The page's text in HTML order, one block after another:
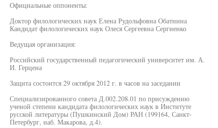
Официальные оппоненты:
Доктор филологических наук Елена Рудольфовна Обатнина
Кандидат филологических наук Олеся Сергеевна Сергиенко
Ведущая организация:
Российский государственный педагогический университет им. А.
И. Герцена
Защита состоится 29 октября 2012 г. в часов на заседании
Специализированного совета Д.002.208.01 по присуждению
ученой степени кандидата филологических наук в Институте
русской литературы (Пушкинский Дом) РАН (199164, Санкт-
Петербург, наб. Макарова, д.4).